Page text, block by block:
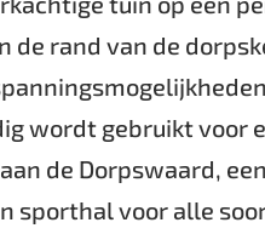
de rand van de
wordt gebruikt voor
de Dorpswaard,
sporthal voor alle